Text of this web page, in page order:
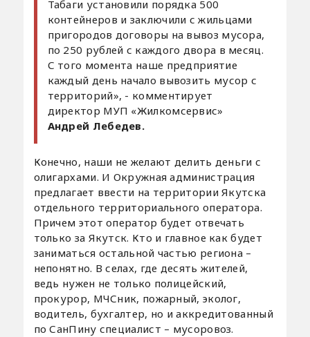
Табаги установили порядка 500
контейнеров и заключили с жильцами
пригородов договоры на вывоз мусора,
по 250 рублей с каждого двора в месяц.
С того момента наше предприятие
каждый день начало вывозить мусор с
территорий», - комментирует
директор МУП «Жилкомсервис»
Андрей Лебедев.
Конечно, наши не желают делить деньги с
олигархами. И Окружная администрация
предлагает ввести на территории Якутска
отдельного территориального оператора.
Причем этот оператор будет отвечать
только за Якутск. Кто и главное как будет
заниматься остальной частью региона –
непонятно. В селах, где десять жителей,
ведь нужен не только полицейский,
прокурор, МЧСник, пожарный, эколог,
водитель, бухгалтер, но и аккредитованный
по СанПину специалист – мусоровоз.